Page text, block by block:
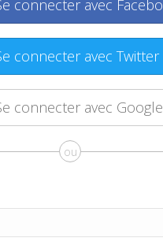
connecter avec
connecter avec Twitter
connecter avec Google
ou